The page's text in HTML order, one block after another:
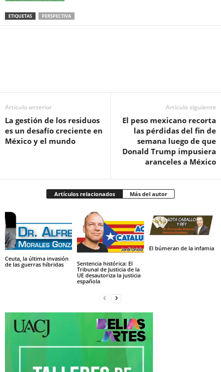
ETIQUETAS PERSPECTIVA
Artículo anterior
La gestión de los residuos
es un desafío creciente en
México y el mundo
Artículo siguiente
El peso mexicano recorta
las pérdidas del fin de
semana luego de que
Donald Trump impusiera
aranceles a México
Artículos relacionados Más del autor
Ceuta, la última invasión
de las guerras híbridas
Sentencia histórica: El
Tribunal de Justicia de la
UE desautoriza la justicia
española
El búmeran de la infamia